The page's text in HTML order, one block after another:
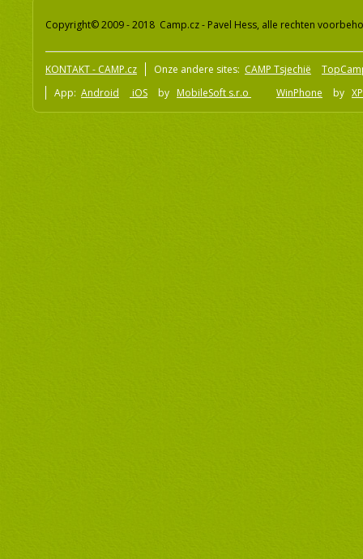
Copyright© 2009 - 2018 Camp.cz - Pavel Hess, alle rechten
KONTAKT - CAMP.cz Onze andere sites: CAMP Tsjechië
App: Android iOS by MobileSoft s.r.o WinPhone by